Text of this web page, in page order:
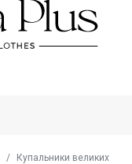
/
Купальники великих